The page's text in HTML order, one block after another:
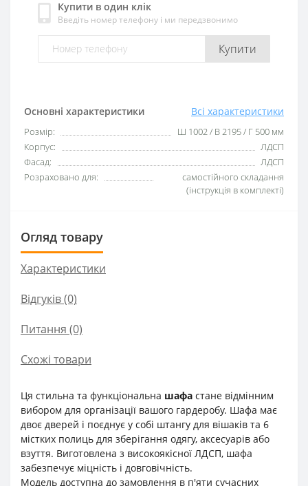
Основні характеристики Всі характеристики
Розмір:
Ш 1002 / В 2195 / Г 500 мм
Корпус:
ЛДСП
Фасад:
ЛДСП
Розраховано для:
самостійного складання
(інструкція в комплекті)
Купити в один клік
Введіть номер телефону і ми передзвонимо
Купити
Огляд товару
Характеристики
Відгуків (0)
Питання (0)
Схожі товари
Ця стильна та функціональна шафа стане відмінним
вибором для організації вашого гардеробу. Шафа має
двоє дверей і поєднує у собі штангу для вішаків та 6
містких полиць для зберігання одягу, аксесуарів або
взуття. Виготовлена з високоякісної ЛДСП, шафа
забезпечує міцність і довговічність.
Модель доступна до замовлення в п'яти сучасних